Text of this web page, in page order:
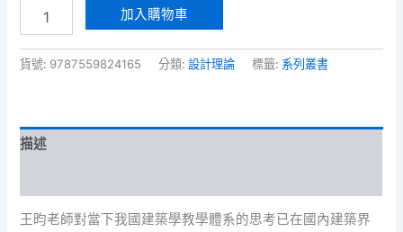
築
教
學
量
加入購物車
貨號: 9787559824165 分類:設計理論 標籤: 系列叢書
描述
王昀老師對當下我國建築學教學體系的思考已在國內建築界